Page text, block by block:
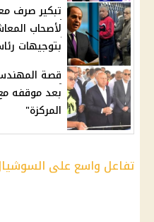
لأصحاب
بتوجيهات
قصة
بعد موقفه مع
المركزة"
تفاعل واسع على